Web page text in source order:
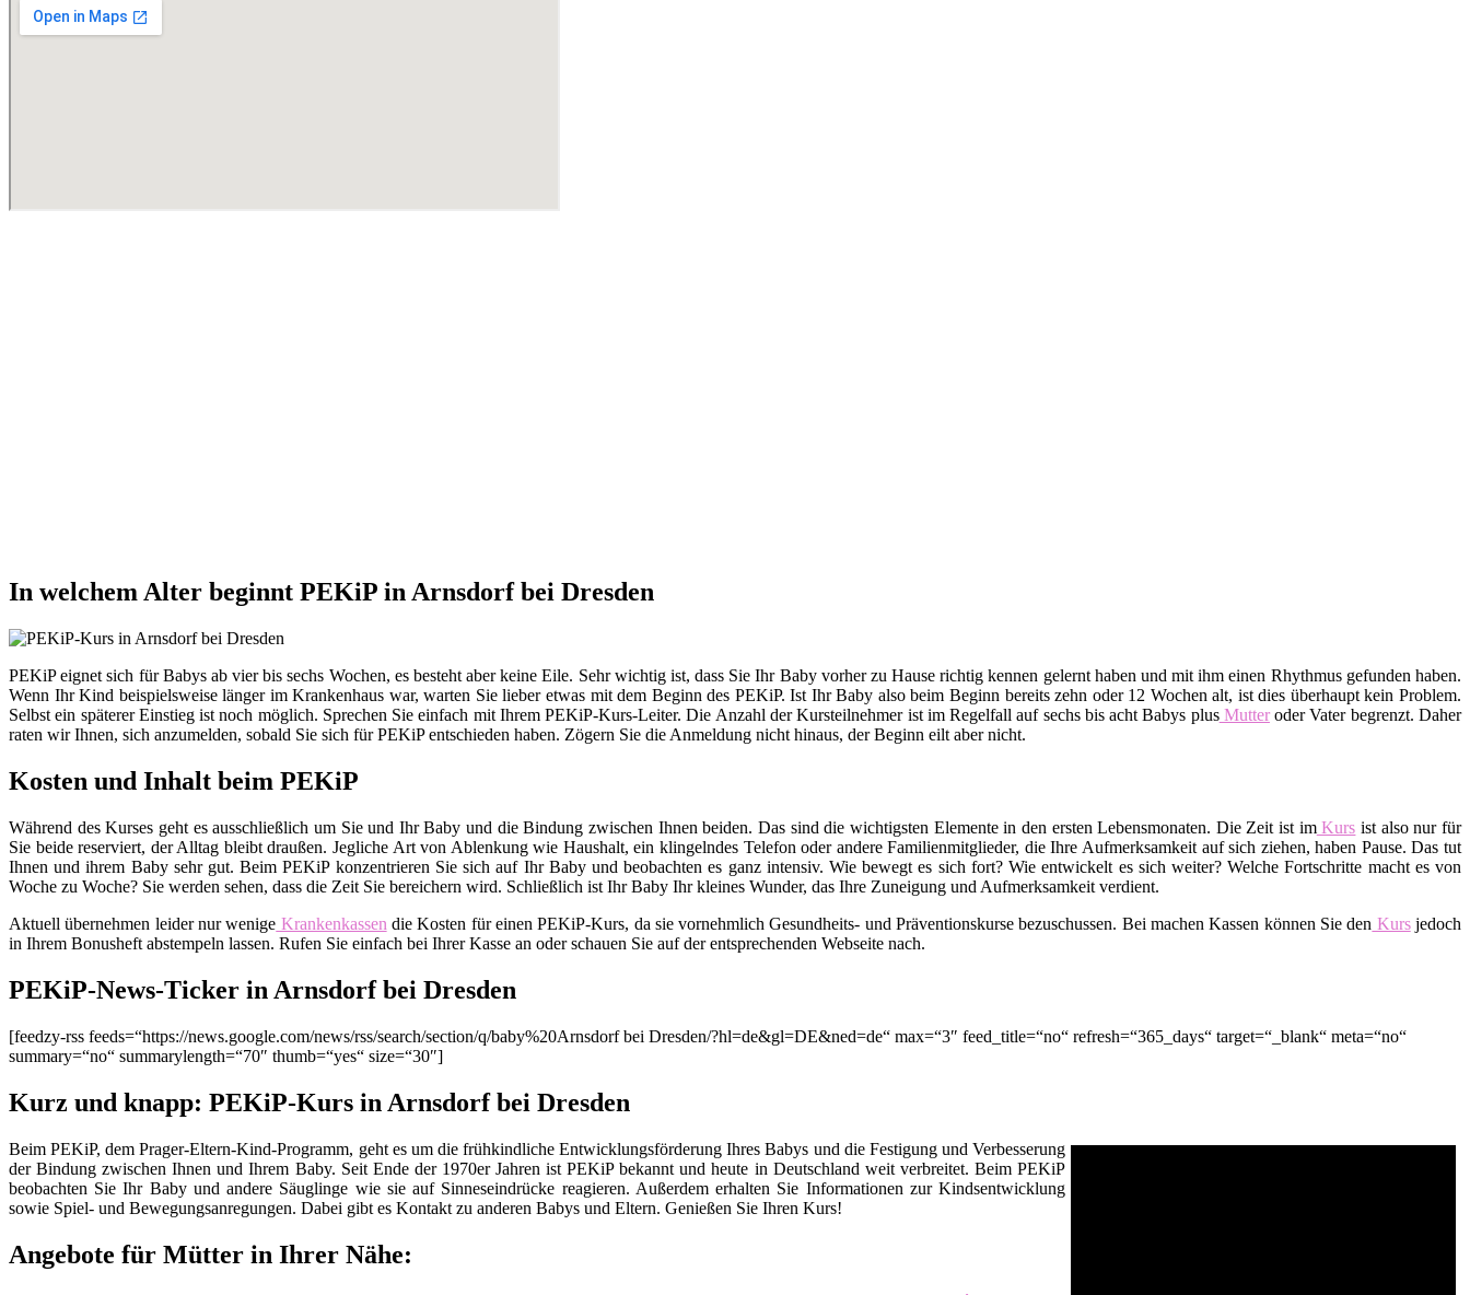
In welchem Alter beginnt PEKiP in Arnsdorf bei Dresden
PEKiP eignet sich für Babys ab vier bis sechs Wochen, es besteht aber keine Eile. Sehr wichtig ist, dass Sie Ihr Baby vorher zu Hause richtig kennen gelernt haben und mit ihm einen Rhythmus gefunden haben.
Wenn Ihr Kind beispielsweise länger im Krankenhaus war, warten Sie lieber etwas mit dem Beginn des PEKiP. Ist Ihr Baby also beim Beginn bereits zehn oder 12 Wochen alt, ist dies überhaupt kein Problem.
Selbst ein späterer Einstieg ist noch möglich. Sprechen Sie einfach mit Ihrem PEKiP-Kurs-Leiter. Die Anzahl der Kursteilnehmer ist im Regelfall auf sechs bis acht Babys plusMutteroder Vater begrenzt. Daher
raten wir Ihnen, sich anzumelden, sobald Sie sich für PEKiP entschieden haben. Zögern Sie die Anmeldung nicht hinaus, der Beginn eilt aber nicht.
Kosten und Inhalt beim PEKiP
Während des Kurses geht es ausschließlich um Sie und Ihr Baby und die Bindung zwischen Ihnen beiden. Das sind die wichtigsten Elemente in den ersten Lebensmonaten. Die Zeit ist imKurs ist also nur für
Sie beide reserviert, der Alltag bleibt draußen. Jegliche Art von Ablenkung wie Haushalt, ein klingelndes Telefon oder andere Familienmitglieder, die Ihre Aufmerksamkeit auf sich ziehen, haben Pause. Das tut
Ihnen und ihrem Baby sehr gut. Beim PEKiP konzentrieren Sie sich auf Ihr Baby und beobachten es ganz intensiv. Wie bewegt es sich fort? Wie entwickelt es sich weiter? Welche Fortschritte macht es von
Woche zu Woche? Sie werden sehen, dass die Zeit Sie bereichern wird. Schließlich ist Ihr Baby Ihr kleines Wunder, das Ihre Zuneigung und Aufmerksamkeit verdient.
Aktuell übernehmen leider nur wenige Krankenkassen die Kosten für einen PEKiP-Kurs, da sie vornehmlich Gesundheits- und Präventionskurse bezuschussen. Bei machen Kassen können Sie den Kursjedoch
in Ihrem Bonusheft abstempeln lassen. Rufen Sie einfach bei Ihrer Kasse an oder schauen Sie auf der entsprechenden Webseite nach.
PEKiP-News-Ticker in Arnsdorf bei Dresden
[feedzy-rss feeds=“https://news.google.com/news/rss/search/section/q/baby%20Arnsdorf bei Dresden/?hl=de&gl=DE&ned=de“ max=“3″ feed_title=“no“ refresh=“365_days“ target=“_blank“ meta=“no“
summary=“no“ summarylength=“70″ thumb=“yes“ size=“30″]
Kurz und knapp: PEKiP-Kurs in Arnsdorf bei Dresden
Beim PEKiP, dem Prager-Eltern-Kind-Programm, geht es um die frühkindliche Entwicklungsförderung Ihres Babys und die Festigung und Verbesserung
der Bindung zwischen Ihnen und Ihrem Baby. Seit Ende der 1970er Jahren ist PEKiP bekannt und heute in Deutschland weit verbreitet. Beim PEKiP
beobachten Sie Ihr Baby und andere Säuglinge wie sie auf Sinneseindrücke reagieren. Außerdem erhalten Sie Informationen zur Kindsentwicklung
sowie Spiel- und Bewegungsanregungen. Dabei gibt es Kontakt zu anderen Babys und Eltern. Genießen Sie Ihren Kurs!
Angebote für Mütter in Ihrer Nähe: